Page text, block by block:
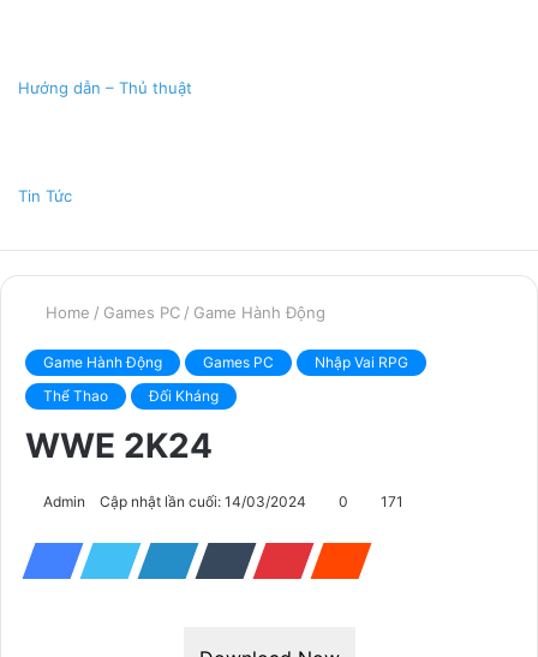
Hướng dẫn – Thủ thuật
Tin Tức
Home / Games PC / Game Hành Động
Game Hành Động Games PC
Nhập Vai RPG
Thể Thao
Đối Kháng
WWE 2K24
Admin Cập nhật lần cuối: 14/03/2024 0 171